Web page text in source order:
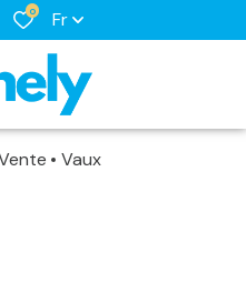
0 Fr
Vente
Vaux